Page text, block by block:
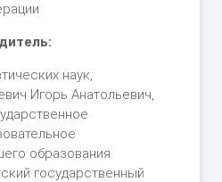
наук,
Игорь Анатольевич,
образования
государственный